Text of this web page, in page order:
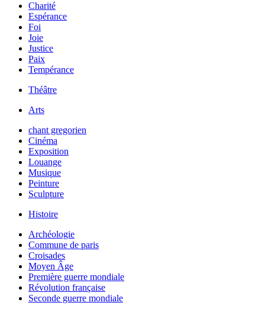
Charité
Espérance
Foi
Joie
Justice
Paix
Tempérance
Théâtre
Arts
chant gregorien
Cinéma
Exposition
Louange
Musique
Peinture
Sculpture
Histoire
Archéologie
Commune de paris
Croisades
Moyen Âge
Première guerre mondiale
Révolution française
Seconde guerre mondiale